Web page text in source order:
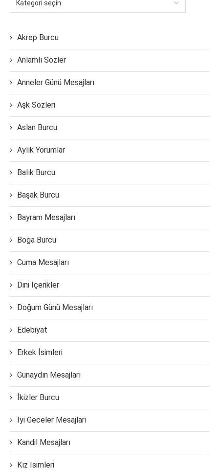
Akrep Burcu
Anlamlı Sözler
Anneler Günü Mesajları
Aşk Sözleri
Aslan Burcu
Aylık Yorumlar
Balık Burcu
Başak Burcu
Bayram Mesajları
Boğa Burcu
Cuma Mesajları
Dini İçerikler
Doğum Günü Mesajları
Edebiyat
Erkek İsimleri
Günaydın Mesajları
İkizler Burcu
İyi Geceler Mesajları
Kandil Mesajları
Kız İsimleri